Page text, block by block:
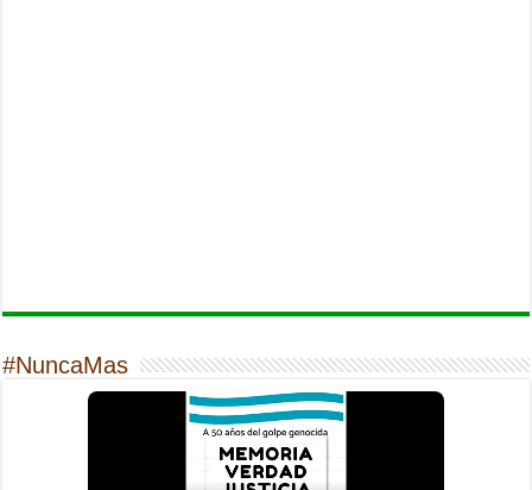
#NuncaMas